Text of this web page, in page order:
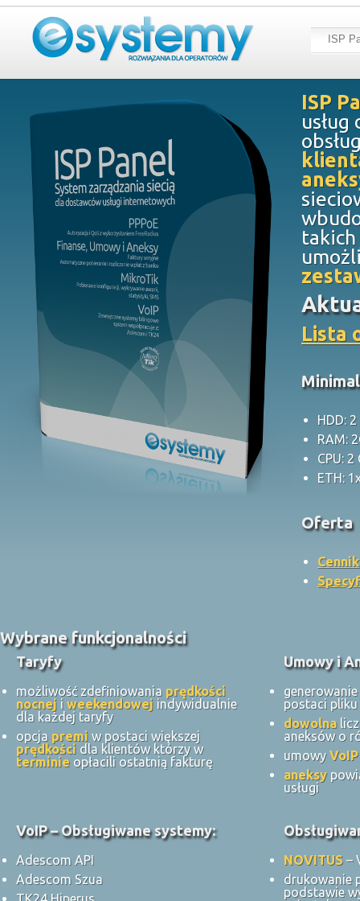
ISP
ISP
Lista
HDD:
RAM:
CPU: 2
ETH:
Oferta
Cennik
Wybrane funkcjonalności
Taryfy
możliwość zdefiniowania prędkości
nocnej i weekendowej indywidualnie
dla każdej taryfy
opcja premi w postaci większej
prędkości dla klientów którzy w
terminie opłacili ostatnią fakturę
Umowy i
generowanie
postaci pliku
dowolna
aneksów o
umowyVoIP
aneksy
usługi
VoIP – Obsługiwane systemy:
Adescom API
Adescom Szua
NOVITUS –
drukowanie
podstawie